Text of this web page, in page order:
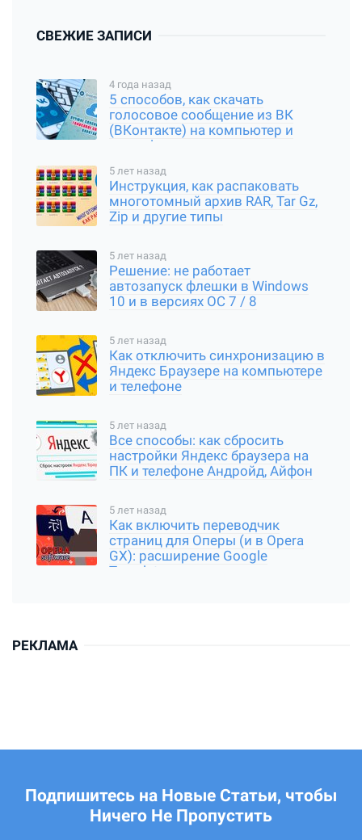
СВЕЖИЕ ЗАПИСИ
4 года назад
5 способов, как скачать
голосовое сообщение из ВК
(ВКонтакте) на компьютер и
смартфон
5 лет назад
Инструкция, как распаковать
многотомный архив RAR, Tar Gz,
Zip и другие типы
5 лет назад
Решение: не работает
автозапуск флешки в Windows
10 и в версиях ОС 7 / 8
5 лет назад
Как отключить синхронизацию в
Яндекс Браузере на компьютере
и телефоне
5 лет назад
Все способы: как сбросить
настройки Яндекс браузера на
ПК и телефоне Андройд, Айфон
5 лет назад
Как включить переводчик
страниц для Оперы (и в Opera
GX): расширение Google
Translator
РЕКЛАМА
Подпишитесь на Новые Статьи, чтобы
Ничего Не Пропустить